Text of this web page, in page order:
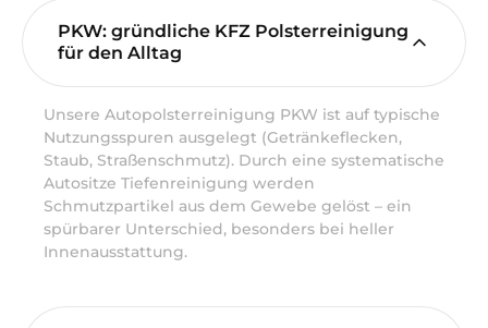
PKW: gründliche KFZ Polsterreinigung
für den Alltag
Unsere Autopolsterreinigung PKW ist auf typische
Nutzungsspuren ausgelegt (Getränkeflecken,
Staub, Straßenschmutz). Durch eine systematische
Autositze Tiefenreinigung werden
Schmutzpartikel aus dem Gewebe gelöst – ein
spürbarer Unterschied, besonders bei heller
Innenausstattung.